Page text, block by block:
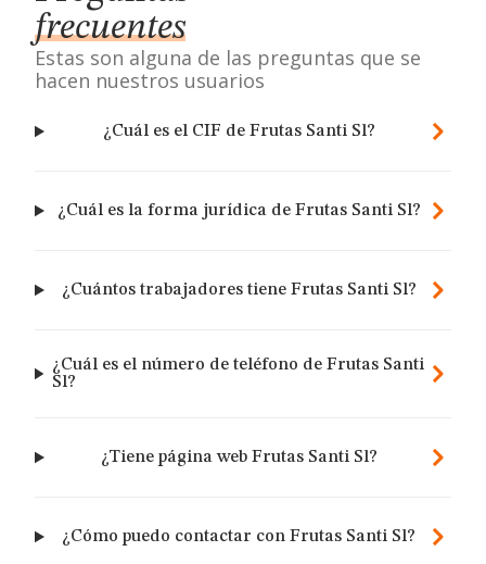
frecuentes
Estas son alguna de las preguntas que se
hacen nuestros usuarios
¿Cuál es el CIF de Frutas Santi Sl?
¿Cuál es la forma jurídica de Frutas Santi Sl?
¿Cuántos trabajadores tiene Frutas Santi Sl?
¿Cuál es el número de teléfono de Frutas Santi
Sl?
¿Tiene página web Frutas Santi Sl?
¿Cómo puedo contactar con Frutas Santi Sl?